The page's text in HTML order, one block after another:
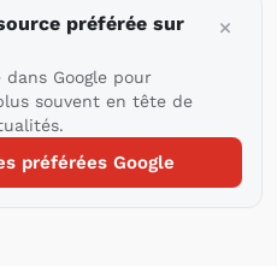
préférée sur
Google pour
souvent en tête de
préférées Google